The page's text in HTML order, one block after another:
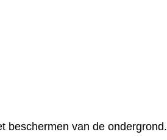
beschermen van de ondergrond.